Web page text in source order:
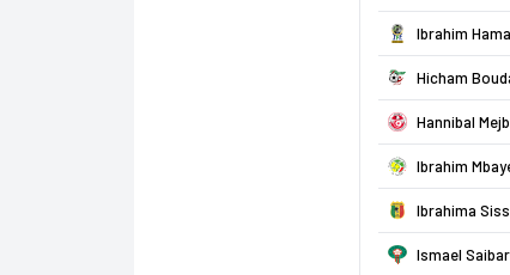
Ibrahim
Hicham
Hannibal
Ibrahim
Ibrahima
Ismael